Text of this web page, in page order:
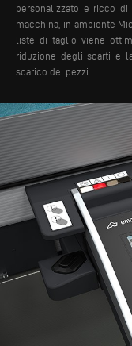
personalizzato e ricco
macchina, in ambiente
liste di taglio viene
riduzione degli scarti e
scarico dei pezzi.